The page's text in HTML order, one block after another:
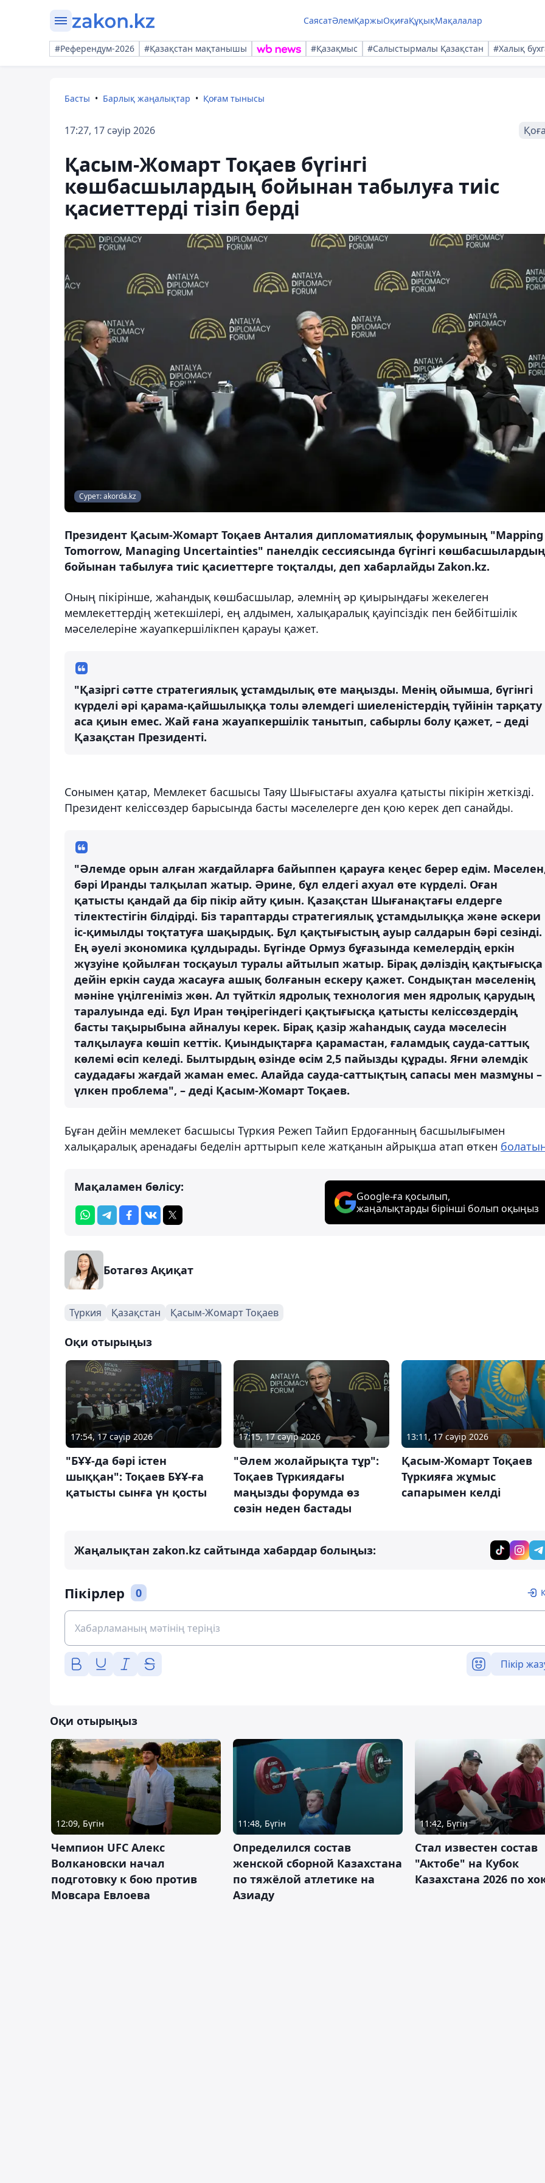
СаясатӘлемҚаржыОқиғаҚұқықМақалалар
#Референдум-2026 #Қазақстан мақтанышы #Қазақмыс #Салыстырмалы Қазақстан #Халық
Басты Барлық жаңалықтар Қоғам тынысы
17:27, 17 сәуір 2026
Қасым-Жомарт Тоқаев бүгінгі
көшбасшылардың бойынан табылуға тиіс
қасиеттерді тізіп берді
Сурет: akorda.kz
Президент Қасым-Жомарт Тоқаев Анталия дипломатиялық форумының "Mapping
Tomorrow, Managing Uncertainties" панелдік сессиясында бүгінгі көшбасшылардың
бойынан табылуға тиіс қасиеттерге тоқталды, деп хабарлайды Zakon.kz.
Оның пікірінше, жаһандық көшбасшылар, әлемнің әр қиырындағы жекелеген
мемлекеттердің жетекшілері, ең алдымен, халықаралық қауіпсіздік пен бейбітшілік
мәселелеріне жауапкершілікпен қарауы қажет.
"Қазіргі сәтте стратегиялық ұстамдылық өте маңызды. Менің ойымша, бүгінгі
күрделі әрі қарама-қайшылыққа толы әлемдегі шиеленістердің түйінін тарқату
аса қиын емес. Жай ғана жауапкершілік танытып, сабырлы болу қажет, – деді
Қазақстан Президенті.
Сонымен қатар, Мемлекет басшысы Таяу Шығыстағы ахуалға қатысты пікірін жеткізді.
Президент келіссөздер барысында басты мәселелерге ден қою керек деп санайды.
"Әлемде орын алған жағдайларға байыппен қарауға кеңес берер едім.
бәрі Иранды талқылап жатыр. Әрине, бұл елдегі ахуал өте күрделі. Оған
қатысты қандай да бір пікір айту қиын. Қазақстан Шығанақтағы елдерге
тілектестігін білдірді. Біз тараптарды стратегиялық ұстамдылыққа және әскери
іс-қимылды тоқтатуға шақырдық. Бұл қақтығыстың ауыр салдарын бәрі сезінді.
Ең әуелі экономика құлдырады. Бүгінде Ормуз бұғазында кемелердің еркін
жүзуіне қойылған тосқауыл туралы айтылып жатыр. Бірақ дәліздің қақтығысқа
дейін еркін сауда жасауға ашық болғанын ескеру қажет. Сондықтан мәселенің
мәніне үңілгеніміз жөн. Ал түйткіл ядролық технология мен ядролық қарудың
таралуында еді. Бұл Иран төңірегіндегі қақтығысқа қатысты келіссөздердің
басты тақырыбына айналуы керек. Бірақ қазір жаһандық сауда мәселесін
талқылауға көшіп кеттік. Қиындықтарға қарамастан, ғаламдық сауда-саттық
көлемі өсіп келеді. Былтырдың өзінде өсім 2,5 пайызды құрады. Яғни әлемдік
саудадағы жағдай жаман емес. Алайда сауда-саттықтың сапасы мен мазмұны –
үлкен проблема", – деді Қасым-Жомарт Тоқаев.
Бұған дейін мемлекет басшысы Түркия Режеп Тайип Ердоғанның басшылығымен
халықаралық аренадағы беделін арттырып келе жатқанын айрықша атап өткен
Мақаламен бөлісу:
Google-ға қосылып,
жаңалықтарды бірінші болып оқыңыз
Ботагөз Ақиқат
Түркия Қазақстан Қасым-Жомарт Тоқаев
Оқи отырыңыз
17:54, 17 сәуір 2026
"БҰҰ-да бәрі істен
шыққан": Тоқаев БҰҰ-ға
қатысты сынға үн қосты
17:15, 17 сәуір 2026
"Әлем жолайрықта тұр":
Тоқаев Түркиядағы
маңызды форумда өз
сөзін неден бастады
13:11, 17 сәуір 2026
Қасым-Жомарт Тоқаев
Түркияға жұмыс
сапарымен келді
Жаңалықтан zakon.kz сайтында хабардар болыңыз:
Пікірлер 0
Пікір
Оқи отырыңыз
12:09, Бүгін
Чемпион UFC Алекс
Волкановски начал
подготовку к бою против
Мовсара Евлоева
11:48, Бүгін
Определился состав
женской сборной Казахстана
по тяжёлой атлетике на
Азиаду
11:42, Бүгін
Стал известен состав
"Актобе" на Кубок
Казахстана 2026 по